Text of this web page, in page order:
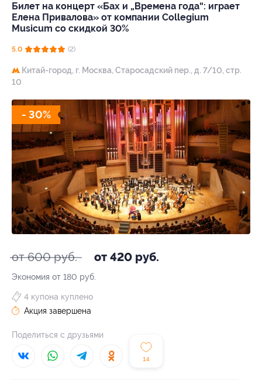
Билет на концерт «Бах и „Времена года“: играет
Елена Привалова» от компании Collegium
Musicum со скидкой 30%
5.0 (2)
Китай-город, г. Москва, Старосадский пер., д. 7/10, стр.
10
- 30%
от 600 руб. от 420 руб.
Экономия от 180 руб.
14
4 купона куплено
Акция завершена
Поделиться с друзьями